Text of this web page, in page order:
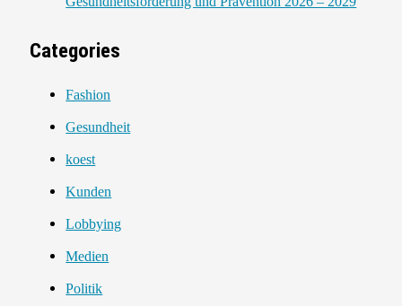
Categories
Fashion
Gesundheit
koest
Kunden
Lobbying
Medien
Politik